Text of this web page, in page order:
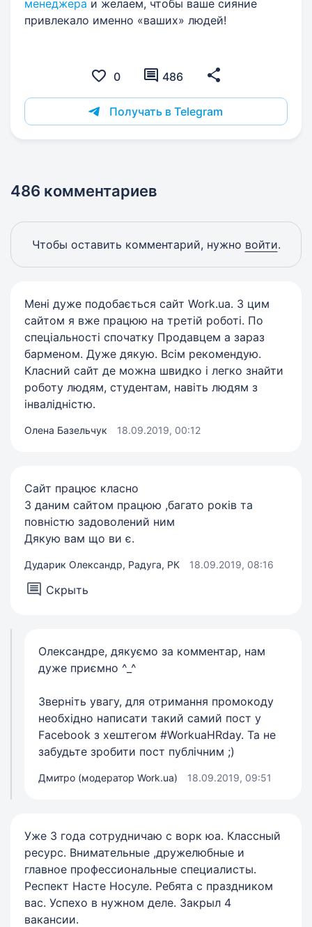
менеджера и желаем, чтобы ваше сияние
привлекало именно «ваших» людей!
0 486
Получать в Telegram
486 комментариев
Чтобы оставить комментарий, нужно войти.
Мені дуже подобається сайт Work.ua. З цим
сайтом я вже працюю на третій роботі. По
спеціальності спочатку Продавцем а зараз
барменом. Дуже дякую. Всім рекомендую.
Класний сайт де можна швидко і легко знайти
роботу людям, студентам, навіть людям з
інвалідністю.
Олена Базельчук 18.09.2019, 00:12
Сайт працює класно
З даним сайтом працюю ,багато років та
повністю задоволений ним
Дякую вам що ви є.
Дударик Олександр, Радуга, РК 18.09.2019, 08:16
Скрыть
Олександре, дякуємо за комментар, нам
дуже приємно ^_^
Зверніть увагу, для отримання промокоду
необхідно написати такий самий пост у
Facebook з хештегом #WorkuaHRday. Та не
забудьте зробити пост публічним ;)
Дмитро (модератор Work.ua) 18.09.2019, 09:51
Уже 3 года сотрудничаю с ворк юа. Классный
ресурс. Внимательные ,дружелюбные и
главное профессиональные специалисты.
Респект Насте Носуле. Ребята с праздником
вас. Успехо в нужном деле. Закрыл 4
вакансии.